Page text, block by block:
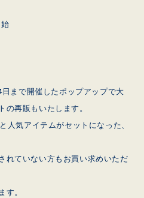
まで開催したポップアップで大
の再販もいたします。
人気アイテムがセットになった、
れていない方もお買い求めいただ
す。